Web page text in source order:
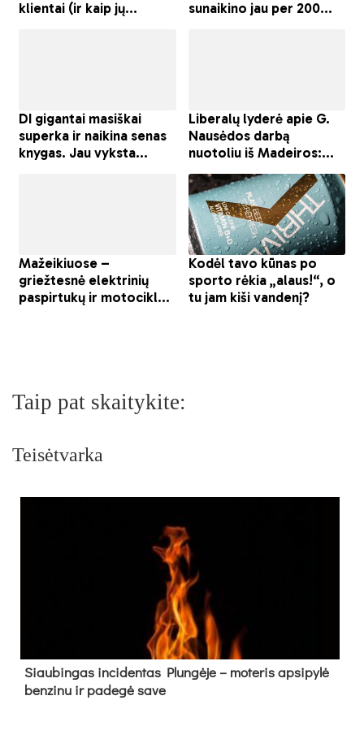
Taip pat skaitykite:
Teisėtvarka
Siau­bin­gas in­ci­den­tas Plun­gė­je – mo­te­ris ap­si­py­lė
ben­zi­nu ir pa­de­gė sa­ve